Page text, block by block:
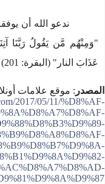
ندعو الله أن
"وَمِنْهُم مَّن يَقُولُ رَبَّنَا
عَذَابَ النار" (البقرة: 201)
المصدر : موقع علامات أونلاين:
2017/05/11/%D8%AF-